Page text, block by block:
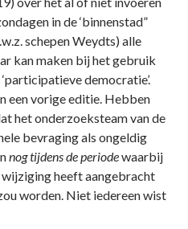
in de ‘binnenstad”
schepen Weydts) alle
kan maken bij het gebruik
democratie’.
een vorige editie. Hebben
het onderzoeksteam van de
bevraging als ongeldig
nog tijdens de periodewaarbij
heeft aangebracht
worden. Niet iedereen wist